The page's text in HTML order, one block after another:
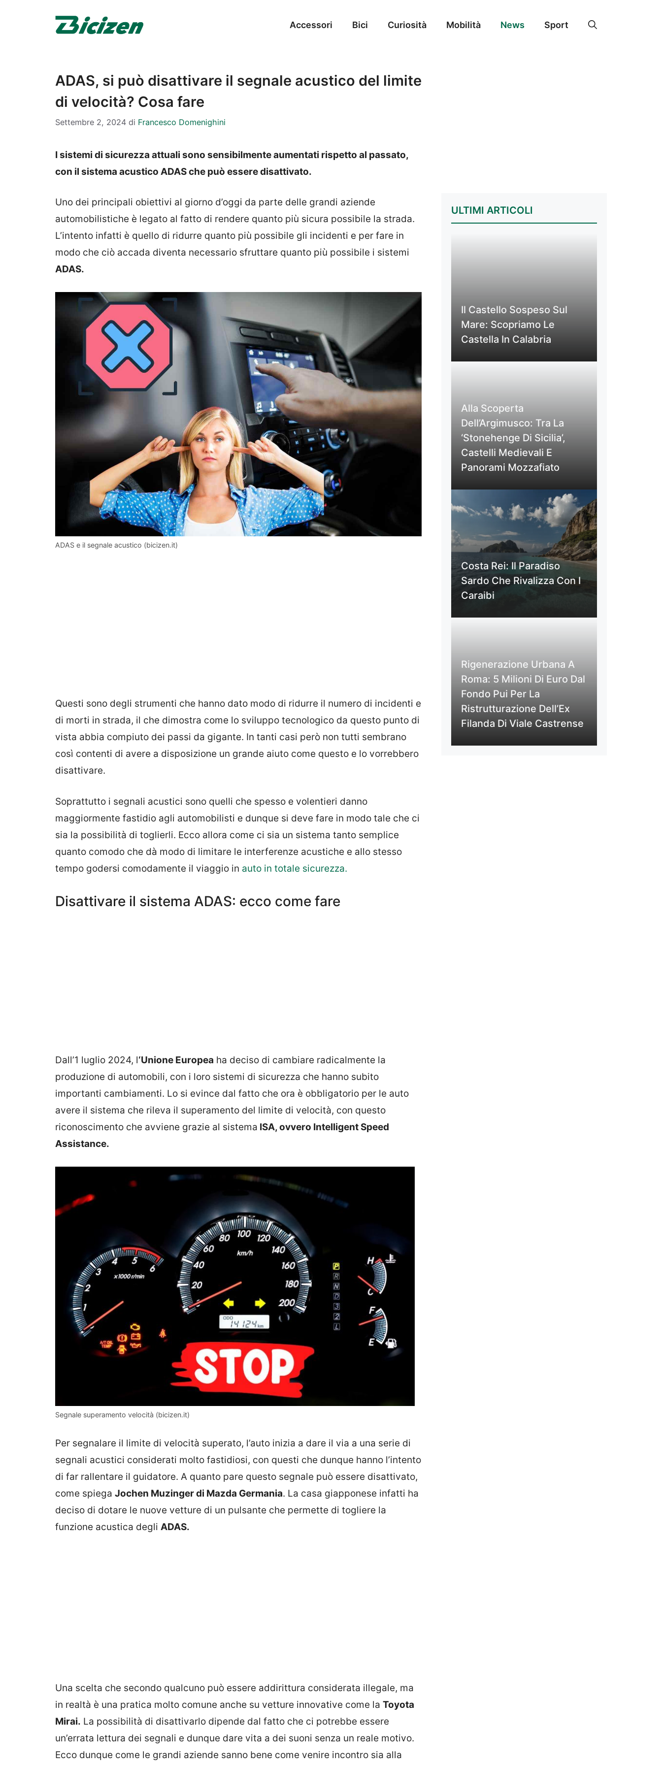
Accessori Bici Curiosità Mobilità News Sport
ADAS, si può disattivare il segnale acustico del limite
di velocità? Cosa fare
Settembre 2, 2024 di Francesco Domenighini
I sistemi di sicurezza attuali sono sensibilmente aumentati rispetto al passato,
con il sistema acustico ADAS che può essere disattivato.
Uno dei principali obiettivi al giorno d’oggi da parte delle grandi aziende
automobilistiche è legato al fatto di rendere quanto più sicura possibile la strada.
L’intento infatti è quello di ridurre quanto più possibile gli incidenti e per fare in
modo che ciò accada diventa necessario sfruttare quanto più possibile i sistemi
ADAS.
ADAS e il segnale acustico (bicizen.it)
Questi sono degli strumenti che hanno dato modo di ridurre il numero di incidenti e
di morti in strada, il che dimostra come lo sviluppo tecnologico da questo punto di
vista abbia compiuto dei passi da gigante. In tanti casi però non tutti sembrano
così contenti di avere a disposizione un grande aiuto come questo e lo vorrebbero
disattivare.
Soprattutto i segnali acustici sono quelli che spesso e volentieri danno
maggiormente fastidio agli automobilisti e dunque si deve fare in modo tale che ci
sia la possibilità di toglierli. Ecco allora come ci sia un sistema tanto semplice
quanto comodo che dà modo di limitare le interferenze acustiche e allo stesso
tempo godersi comodamente il viaggio in auto in totale sicurezza.
Disattivare il sistema ADAS: ecco come fare
Dall’1 luglio 2024, l‘Unione Europea ha deciso di cambiare radicalmente la
produzione di automobili, con i loro sistemi di sicurezza che hanno subito
importanti cambiamenti. Lo si evince dal fatto che ora è obbligatorio per le auto
avere il sistema che rileva il superamento del limite di velocità, con questo
riconoscimento che avviene grazie al sistema ISA, ovvero Intelligent Speed
Assistance.
Segnale superamento velocità (bicizen.it)
Per segnalare il limite di velocità superato, l’auto inizia a dare il via a una serie di
segnali acustici considerati molto fastidiosi, con questi che dunque hanno l’intento
di far rallentare il guidatore. A quanto pare questo segnale può essere disattivato,
come spiega Jochen Muzinger di Mazda Germania. La casa giapponese infatti ha
deciso di dotare le nuove vetture di un pulsante che permette di togliere la
funzione acustica degli ADAS.
Una scelta che secondo qualcuno può essere addirittura considerata illegale, ma
in realtà è una pratica molto comune anche su vetture innovative come la Toyota
Mirai. La possibilità di disattivarlo dipende dal fatto che ci potrebbe essere
un’errata lettura dei segnali e dunque dare vita a dei suoni senza un reale motivo.
Ecco dunque come le grandi aziende sanno bene come venire incontro sia alla
ULTIMI ARTICOLI
Il Castello Sospeso Sul
Mare: Scopriamo Le
Castella In Calabria
Alla Scoperta
Dell’Argimusco: Tra La
‘Stonehenge Di Sicilia’,
Castelli Medievali E
Panorami Mozzafiato
Costa Rei: Il Paradiso
Sardo Che Rivalizza Con I
Caraibi
Rigenerazione Urbana A
Roma: 5 Milioni Di Euro Dal
Fondo Pui Per La
Ristrutturazione Dell’Ex
Filanda Di Viale Castrense